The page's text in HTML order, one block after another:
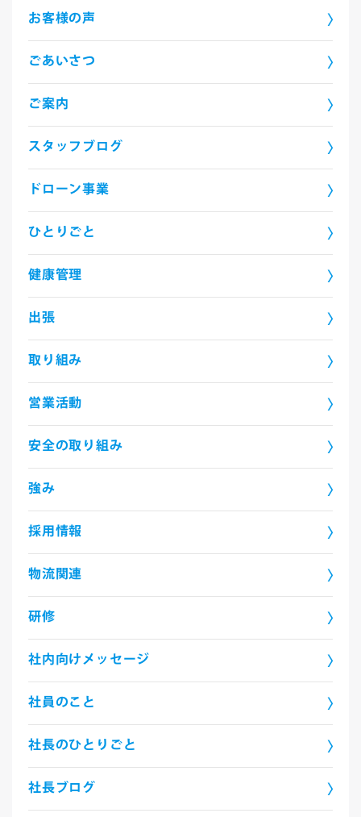
お客様の声
ごあいさつ
ご案内
スタッフブログ
ドローン事業
ひとりごと
健康管理
出張
取り組み
営業活動
安全の取り組み
強み
採用情報
物流関連
研修
社内向けメッセージ
社員のこと
社長のひとりごと
社長ブログ